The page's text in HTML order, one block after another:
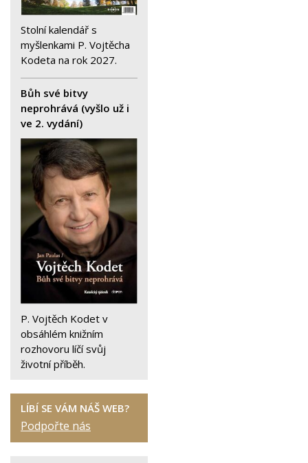
Stolní kalendář s
myšlenkami P. Vojtěcha
Kodeta na rok 2027.
Bůh své bitvy
neprohrává (vyšlo už i
ve 2. vydání)
P. Vojtěch Kodet v
obsáhlém knižním
rozhovoru líčí svůj
životní příběh.
LÍBÍ SE VÁM NÁŠ WEB?
Podpořte nás